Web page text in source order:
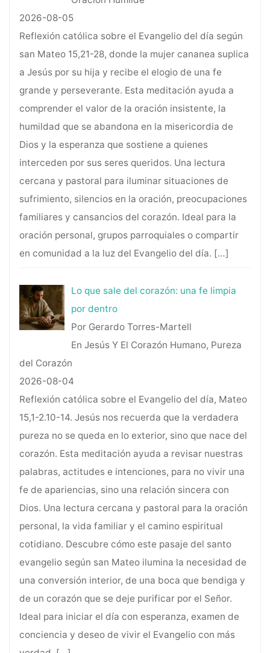
2026-08-05
Reflexión católica sobre el Evangelio del día según
san Mateo 15,21-28, donde la mujer cananea suplica
a Jesús por su hija y recibe el elogio de una fe
grande y perseverante. Esta meditación ayuda a
comprender el valor de la oración insistente, la
humildad que se abandona en la misericordia de
Dios y la esperanza que sostiene a quienes
interceden por sus seres queridos. Una lectura
cercana y pastoral para iluminar situaciones de
sufrimiento, silencios en la oración, preocupaciones
familiares y cansancios del corazón. Ideal para la
oración personal, grupos parroquiales o compartir
en comunidad a la luz del Evangelio del día. […]
Lo que sale del corazón: una fe limpia
por dentro
Por Gerardo Torres-Martell
En Jesús Y El Corazón Humano, Pureza
del Corazón
2026-08-04
Reflexión católica sobre el Evangelio del día, Mateo
15,1-2.10-14. Jesús nos recuerda que la verdadera
pureza no se queda en lo exterior, sino que nace del
corazón. Esta meditación ayuda a revisar nuestras
palabras, actitudes e intenciones, para no vivir una
fe de apariencias, sino una relación sincera con
Dios. Una lectura cercana y pastoral para la oración
personal, la vida familiar y el camino espiritual
cotidiano. Descubre cómo este pasaje del santo
evangelio según san Mateo ilumina la necesidad de
una conversión interior, de una boca que bendiga y
de un corazón que se deje purificar por el Señor.
Ideal para iniciar el día con esperanza, examen de
conciencia y deseo de vivir el Evangelio con más